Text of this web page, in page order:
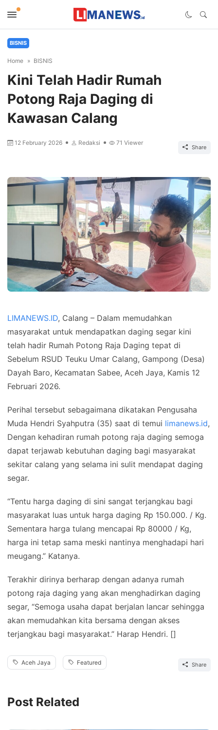
BISNIS
Home BISNIS
Kini Telah Hadir Rumah
Potong Raja Daging di
Kawasan Calang
12 February 2026 Redaksi 71 Viewer
Share
LIMANEWS.ID, Calang – Dalam memudahkan
masyarakat untuk mendapatkan daging segar kini
telah hadir Rumah Potong Raja Daging tepat di
Sebelum RSUD Teuku Umar Calang, Gampong (Desa)
Dayah Baro, Kecamatan Sabee, Aceh Jaya, Kamis 12
Februari 2026.
Perihal tersebut sebagaimana dikatakan Pengusaha
Muda Hendri Syahputra (35) saat di temui limanews.id,
Dengan kehadiran rumah potong raja daging semoga
dapat terjawab kebutuhan daging bagi masyarakat
sekitar calang yang selama ini sulit mendapat daging
segar.
“Tentu harga daging di sini sangat terjangkau bagi
masyarakat luas untuk harga daging Rp 150.000. / Kg.
Sementara harga tulang mencapai Rp 80000 / Kg,
harga ini tetap sama meski nantinya menghadapi hari
meugang.” Katanya.
Terakhir dirinya berharap dengan adanya rumah
potong raja daging yang akan menghadirkan daging
segar, “Semoga usaha dapat berjalan lancar sehingga
akan memudahkan kita bersama dengan akses
terjangkau bagi masyarakat.” Harap Hendri. []
Aceh Jaya Featured Share
Post Related